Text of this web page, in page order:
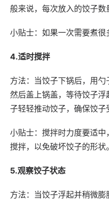
般来说，每次放入的饺子数
小贴士：如果一次需要煮很
4.适时搅拌
方法：当饺子下锅后，用勺
然后盖上锅盖，等待饺子
子轻轻推动饺子，确保饺子
小贴士：搅拌时力度要适
搅拌，以免破坏饺子的形状。
5.观察饺子状态
方法：当饺子浮起并稍微